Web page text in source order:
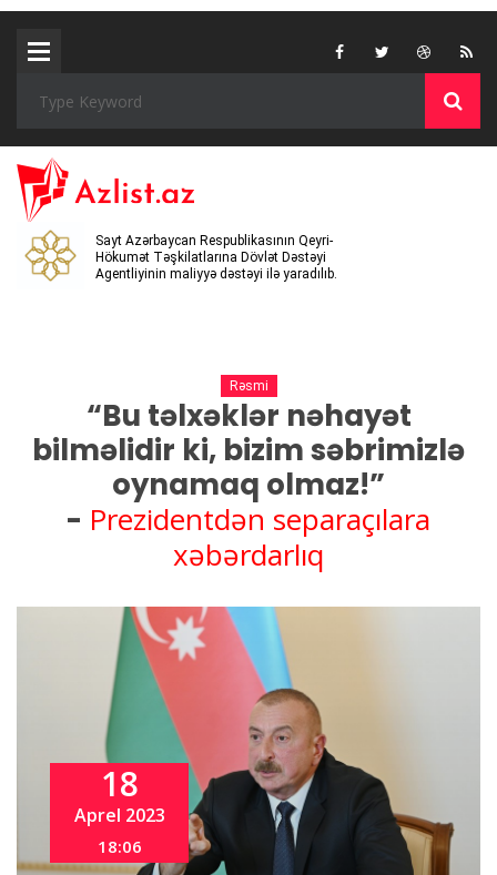
Sayt Azərbaycan Respublikasının Qeyri-
Hökumət Təşkilatlarına Dövlət Dəstəyi
Agentliyinin maliyyə dəstəyi ilə yaradılıb.
Rəsmi
“Bu təlxəklər nəhayət
bilməlidir ki, bizim səbrimizlə
oynamaq olmaz!”
- Prezidentdən separaçılara
xəbərdarlıq
18
Aprel 2023
18:06